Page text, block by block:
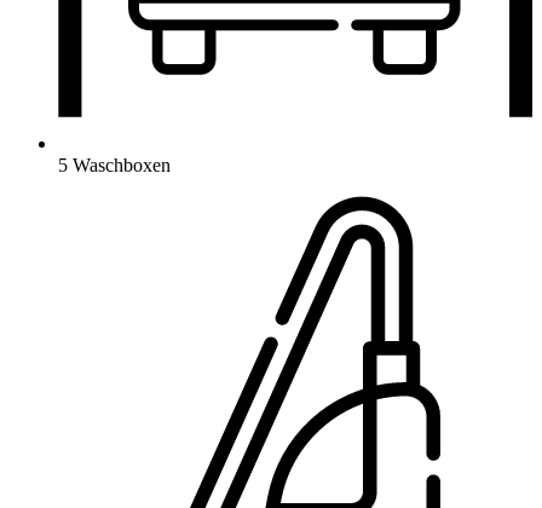
5 Waschboxen